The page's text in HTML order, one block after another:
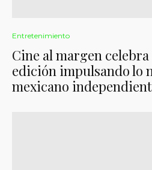
Entretenimiento
Cine al margen
edición impulsando lo
mexicano